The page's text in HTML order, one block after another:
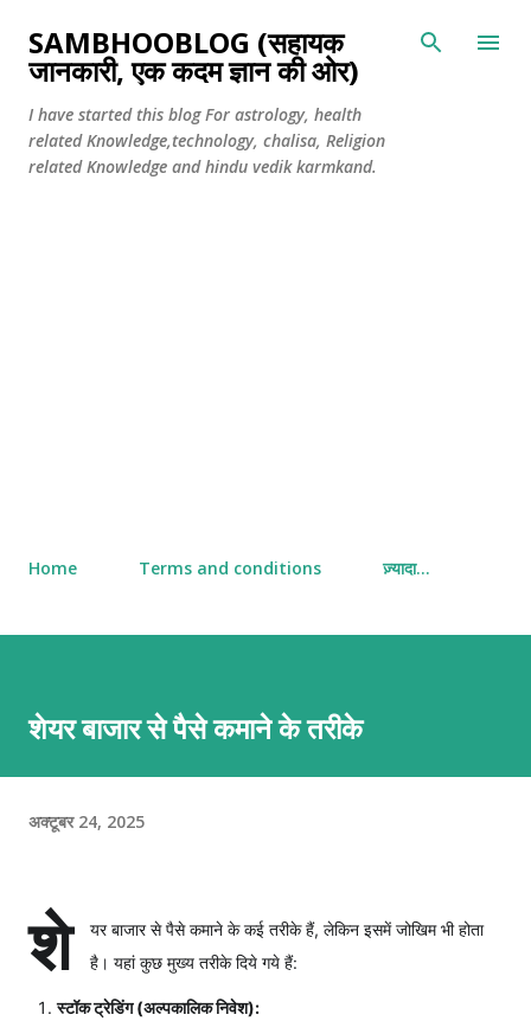
सीधे मुख्य सामग्री पर जाएं
SAMBHOOBLOG (सहायक
जानकारी, एक कदम ज्ञान की ओर)
I have started this blog For astrology, health
related Knowledge,technology, chalisa, Religion
related Knowledge and hindu vedik karmkand.
Home Terms and conditions ज़्यादा…
शेयर बाजार से पैसे कमाने के तरीके
अक्टूबर 24, 2025
शे
यर बाजार से पैसे कमाने के कई तरीके हैं, लेकिन इसमें जोखिम भी होता
है। यहां कुछ मुख्य तरीके दिये गये हैं:
स्टॉक ट्रेडिंग (अल्पकालिक निवेश):